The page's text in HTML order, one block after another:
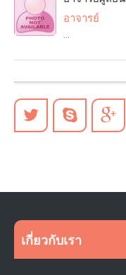
อาจารย์
...
เกี่ยวกับเรา